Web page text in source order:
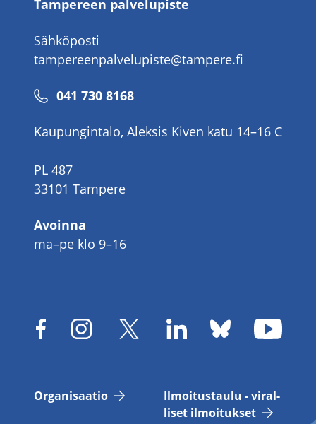
Tampereen palvelupiste
Sähköposti
tampereenpalvelupiste@tampere.fi
Puhelinnumero
041 730 8168
Kaupungintalo, Aleksis Kiven katu 14–16 C
PL 487
33101 Tampere
Avoinna
ma–pe klo 9–16
Or­ga­ni­saa­tio
Il­moi­tus­tau­lu - vi­ral­
li­set il­moi­tuk­set